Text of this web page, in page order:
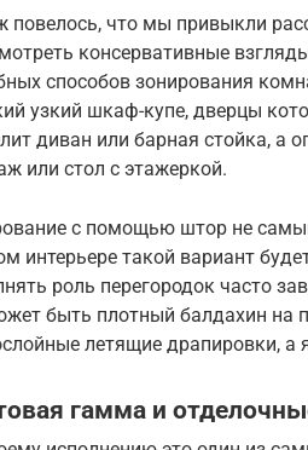
повелось, что мы привыкли
консервативные
способов зонирования
узкий шкаф-купе, дверцы
диван или барная стойка, а
или стол с этажеркой.
с помощью штор не
интерьере такой вариант
роль перегородок часто
быть плотный балдахин на
летящие драпировки,
гамма и